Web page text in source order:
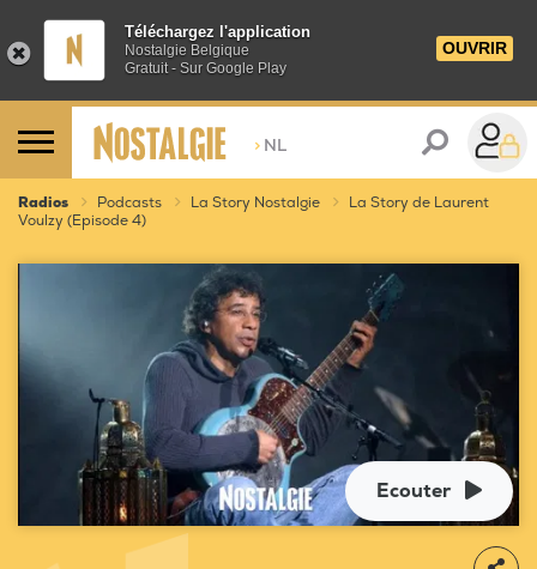
Téléchargez l'application
Nostalgie Belgique
Gratuit - Sur Google Play
OUVRIR
> NL
Radios Podcasts La Story Nostalgie
La Story de Laurent
Voulzy (Episode 4)
Ecouter